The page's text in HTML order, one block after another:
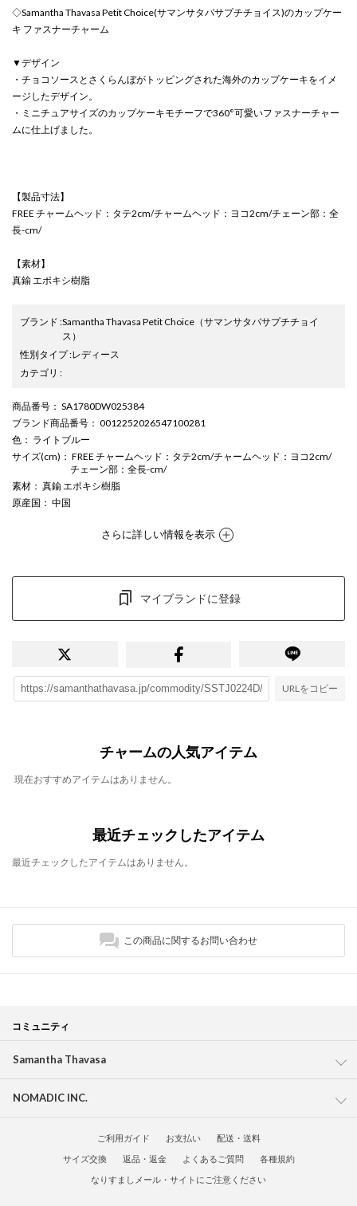
◇Samantha Thavasa Petit Choice(サマンサタバサプチチョイス)のカップケー
キ ファスナーチャーム
▼デザイン
・チョコソースとさくらんぼがトッピングされた海外のカップケーキをイメ
ージしたデザイン。
・ミニチュアサイズのカップケーキモチーフで360°可愛いファスナーチャー
ムに仕上げました。
【製品寸法】
FREE チャームヘッド：タテ2cm/チャームヘッド：ヨコ2cm/チェーン部：全
長-cm/
【素材】
真鍮 エポキシ樹脂
ブランド :Samantha Thavasa Petit Choice （サマンサタバサプチチョイ
ス）
性別タイプ:レディース
カテゴリ :
商品番号 ： SA1780DW025384
ブランド商品番号 ： 0012252026547100281
色 ： ライトブルー
サイズ(cm) ： FREE チャームヘッド：タテ2cm/チャームヘッド：ヨコ2cm/
チェーン部：全長-cm/
素材 ： 真鍮 エポキシ樹脂
原産国 ： 中国
さらに詳しい情報を表示
マイブランドに登録
URLをコピー
チャームの人気アイテム
現在おすすめアイテムはありません。
最近チェックしたアイテム
最近チェックしたアイテムはありません。
この商品に関するお問い合わせ
コミュニティ
Samantha Thavasa
NOMADIC INC.
ご利用ガイド お支払い
配送・送料
サイズ交換
返品・返金 よくあるご質問
各種規約
なりすましメール・サイトにご注意ください